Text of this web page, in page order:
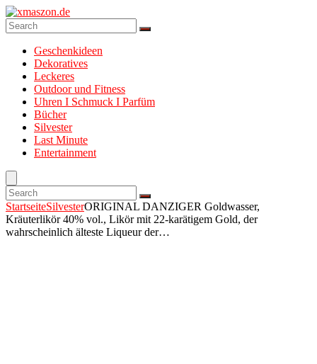
Geschenkideen
Dekoratives
Leckeres
Outdoor und Fitness
Uhren I Schmuck I Parfüm
Bücher
Silvester
Last Minute
Entertainment
StartseiteSilvesterORIGINAL DANZIGER Goldwasser,
Kräuterlikör 40% vol., Likör mit 22-karätigem Gold, der
wahrscheinlich älteste Liqueur der…